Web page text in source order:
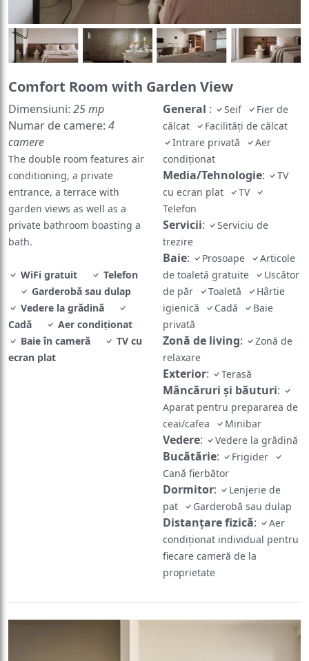
Comfort Room with Garden View
Dimensiuni: 25 mp
Numar de camere: 4
camere
The double room features air
conditioning, a private
entrance, a terrace with
garden views as well as a
private bathroom boasting a
bath.
WiFi gratuit
Telefon
Garderobă sau dulap
Vedere la grădină
Cadă
Aer condiţionat
Baie în cameră
TV cu
ecran plat
General : Seif
Fier de
călcat
Facilităţi de călcat
Intrare privată
Aer
condiţionat
Media/Tehnologie:
TV
cu ecran plat
TV
Telefon
Servicii:
Serviciu de
trezire
Baie: Prosoape
Articole
de toaletă gratuite
Uscător
de păr
Toaletă
Hârtie
igienică
Cadă
Baie
privată
Zonă de living:
Zonă de
relaxare
Exterior: Terasă
Mâncăruri și băuturi:
Aparat pentru prepararea de
ceai/cafea
Minibar
Vedere: Vedere la grădină
Bucătărie:
Frigider
Cană fierbător
Dormitor:
Lenjerie de
pat
Garderobă sau dulap
Distanțare fizică:
Aer
condiționat individual pentru
fiecare cameră de la
proprietate